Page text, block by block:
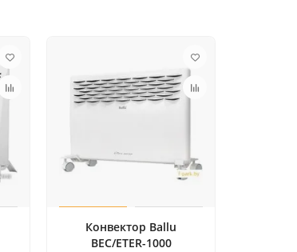
Конвектор Ballu
BEC/ETER-1000